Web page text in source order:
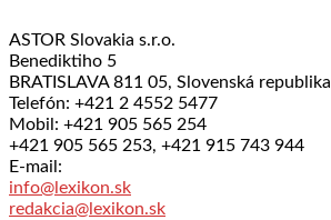
ASTOR Slovakia s.r.o.
Benediktiho 5
BRATISLAVA 811 05, Slovenská republika
Telefón: +421 2 4552 5477
Mobil: +421 905 565 254
+421 905 565 253, +421 915 743 944
E-mail:
info@lexikon.sk
redakcia@lexikon.sk